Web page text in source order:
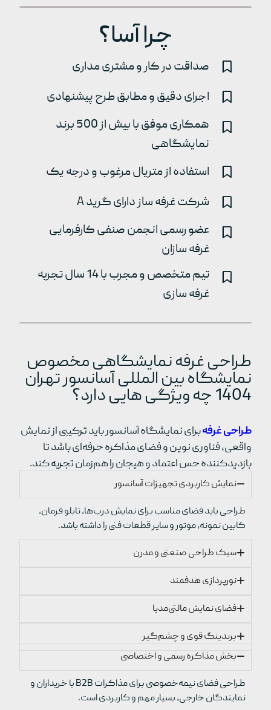
چرا آسا؟
صداقت در کار و مشتری مداری
اجرای دقیق و مطابق طرح پیشنهادی
همکاری موفق با بیش از 500 برند
نمایشگاهی
استفاده از متریال مرغوب و درجه یک
شرکت غرفه ساز دارای گرید A
عضو رسمی انجمن صنفی کارفرمایی
غرفه سازان
تیم متخصص و مجرب با 14 سال تجربه
غرفه سازی
طراحی غرفه نمایشگاهی مخصوص
نمایشگاه بین المللی آسانسور تهران
1404 چه ویژگی هایی دارد؟
طراحی غرفهبرای نمایشگاه آسانسور باید ترکیبی از نمایش
واقعی، فناوری نوین و فضای مذاکره حرفه‌ای باشد تا
بازدیدکننده حس اعتماد و هیجان را هم‌زمان تجربه کند.
نمایش کاربردی تجهیزات آسانسور
طراحی باید فضای مناسب برای نمایش درب‌ها، تابلو فرمان،
کابین نمونه، موتور و سایر قطعات فنی را داشته باشد.
سبک طراحی صنعتی و مدرن
نورپردازی هدفمند
فضای نمایش مالتی‌مدیا
برندینگ قوی و چشم‌گیر
بخش مذاکره رسمی و اختصاصی
طراحی فضای نیمه‌خصوصی برای مذاکرات B2B با خریداران و
نمایندگان خارجی، بسیار مهم و کاربردی است.